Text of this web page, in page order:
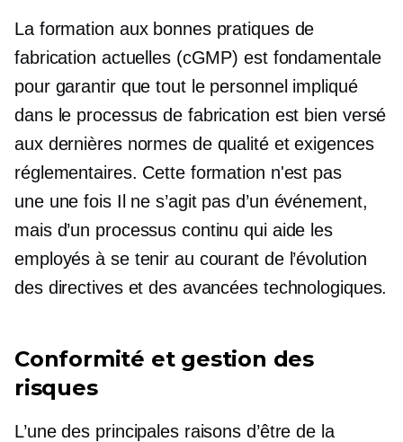
La formation aux bonnes pratiques de
fabrication actuelles (cGMP) est fondamentale
pour garantir que tout le personnel impliqué
dans le processus de fabrication est bien versé
aux dernières normes de qualité et exigences
réglementaires. Cette formation n'est pas
une une foisIl ne s’agit pas d’un événement,
mais d’un processus continu qui aide les
employés à se tenir au courant de l’évolution
des directives et des avancées technologiques.
Conformité et gestion des
risques
L’une des principales raisons d’être de la